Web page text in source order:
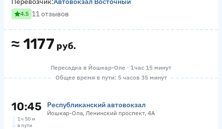
≈ 1177 руб.
4.5 11 отзывов
Пересадка в Йошкар-Оле · 1 час 15 минут
Общее время в пути: 5 часов 35 минут
10:45 Республиканский автовокзал
Йошкар-Ола, Ленинский проспект, 4А
1 ч 50 м
в пути